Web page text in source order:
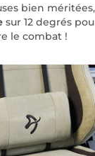
bien
sur 12 degrés
le combat !